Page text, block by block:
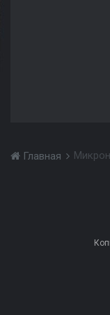
Главная Микрон